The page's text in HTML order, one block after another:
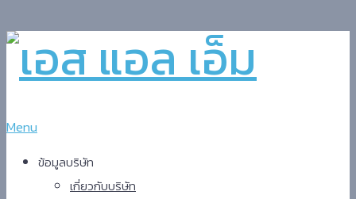
Menu
ข้อมูลบริษัท
เกี่ยวกับบริษัท